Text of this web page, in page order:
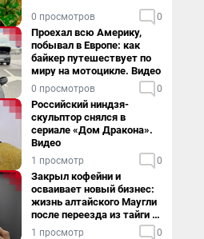
0 просмотров 0
Проехал всю Америку,
побывал в Европе: как
байкер путешествует по
миру на мотоцикле. Видео
0 просмотров 0
Российский ниндзя-
скульптор снялся в
сериале «Дом Дракона».
Видео
1 просмотр 0
Закрыл кофейни и
осваивает новый бизнес:
жизнь алтайского Маугли
после переезда из тайги в
столицу
1 просмотр 0